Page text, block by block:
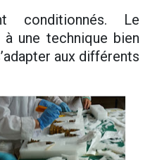
conditionnés. Le
une technique bien
aux différents